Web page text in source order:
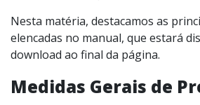
Nesta matéria, destacamos as
elencadas no manual, que estará
download ao final da página.
Medidas Gerais de